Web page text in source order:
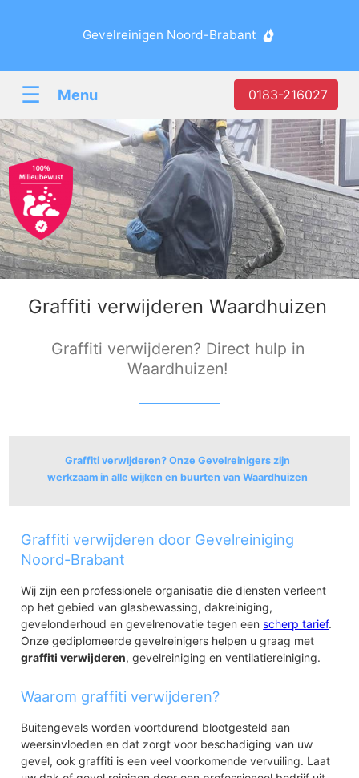
Gevelreinigen Noord-Brabant
☰ Menu 0183-216027
Graffiti verwijderen Waardhuizen
Graffiti verwijderen? Direct hulp in
Waardhuizen!
Graffiti verwijderen? Onze Gevelreinigers zijn
werkzaam in alle wijken en buurten van Waardhuizen
Uitwijk
Waardhuizen
Graffiti verwijderen door Gevelreiniging
Noord-Brabant
Wij zijn een professionele organisatie die diensten verleent
op het gebied van glasbewassing, dakreiniging,
gevelonderhoud en gevelrenovatie tegen eenscherp tarief.
Onze gediplomeerde gevelreinigers helpen u graag met
graffiti verwijderen, gevelreiniging en ventilatiereiniging.
Waarom graffiti verwijderen?
Buitengevels worden voortdurend blootgesteld aan
weersinvloeden en dat zorgt voor beschadiging van uw
gevel, ook graffiti is een veel voorkomende vervuiling. Laat